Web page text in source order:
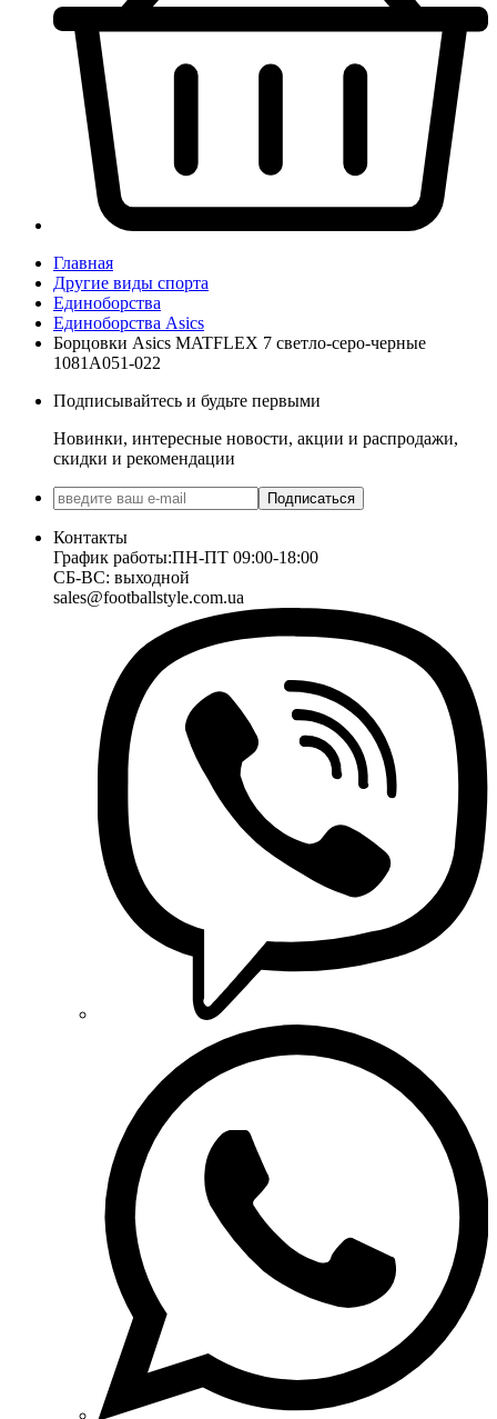
Главная
Другие виды спорта
Единоборства
Единоборства Asics
Борцовки Asics MATFLEX 7 светло-серо-черные
1081A051-022
Подписывайтесь и будьте первыми
Новинки, интересные новости, акции и распродажи,
скидки и рекомендации
Подписаться
Контакты
График работы:ПН-ПТ 09:00-18:00
СБ-ВС: выходной
sales@footballstyle.com.ua